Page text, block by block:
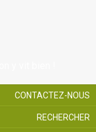
CONTACTEZ-NOUS
RECHERCHER